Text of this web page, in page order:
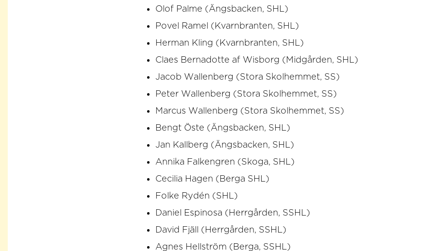
Olof Palme (Ängsbacken, SHL)
Povel Ramel (Kvarnbranten, SHL)
Herman Kling (Kvarnbranten, SHL)
Claes Bernadotte af Wisborg (Midgården, SHL)
Jacob Wallenberg (Stora Skolhemmet, SS)
Peter Wallenberg (Stora Skolhemmet, SS)
Marcus Wallenberg (Stora Skolhemmet, SS)
Bengt Öste (Ängsbacken, SHL)
Jan Kallberg (Ängsbacken, SHL)
Annika Falkengren (Skoga, SHL)
Cecilia Hagen (Berga SHL)
Folke Rydén (SHL)
Daniel Espinosa (Herrgården, SSHL)
David Fjäll (Herrgården, SSHL)
Agnes Hellström (Berga, SSHL)